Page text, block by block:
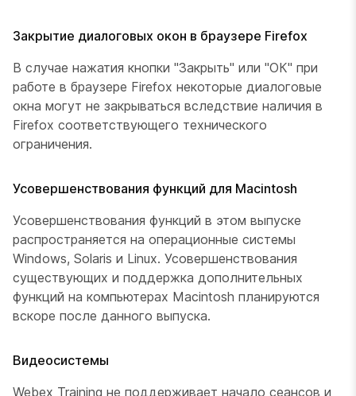
Закрытие диалоговых окон в браузере Firefox
В случае нажатия кнопки "Закрыть" или "ОК" при
работе в браузере Firefox некоторые диалоговые
окна могут не закрываться вследствие наличия в
Firefox соответствующего технического
ограничения.
Усовершенствования функций для Macintosh
Усовершенствования функций в этом выпуске
распространяется на операционные системы
Windows, Solaris и Linux. Усовершенствования
существующих и поддержка дополнительных
функций на компьютерах Macintosh планируются
вскоре после данного выпуска.
Видеосистемы
Webex Training не поддерживает начало сеансов и